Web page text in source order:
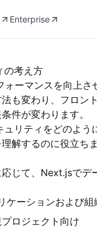
Enterprise
の考え方
ォーマンスを向上さ
も変わり、フロン
件が変わります。
リティをどのよう
解するのに役立ちま
じて、Next.jsでデ
ケーションおよび組
プロジェクト向け